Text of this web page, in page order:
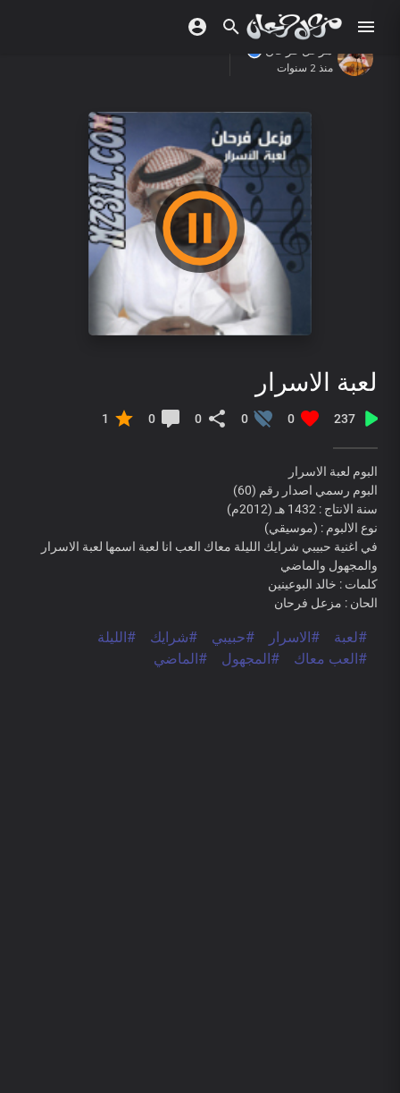
منذ 2 سنوات
لعبة الاسرار
237
0
0
0
0
1
البوم لعبة الاسرار
البوم رسمي اصدار رقم (60)
سنة الانتاج : 1432 هـ (2012م)
نوع الالبوم : (موسيقي)
في اغنية حبيبي شرايك الليلة معاك العب انا لعبة اسمها لعبة الاسرار
والمجهول والماضي
كلمات : خالد البوعينين
الحان : مزعل فرحان
#لعبة #الاسرار #حبيبي #شرايك
#الليلة
#العب معاك
#المجهول #الماضي